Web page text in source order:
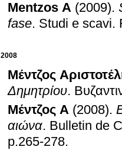
Mentzos A (2009).
fase. Studi e scavi.
2008
Μέντζος
Δημητρίου.
Μέντζος Α (2008).
αιώνα. Bulletin de
p.265-278.